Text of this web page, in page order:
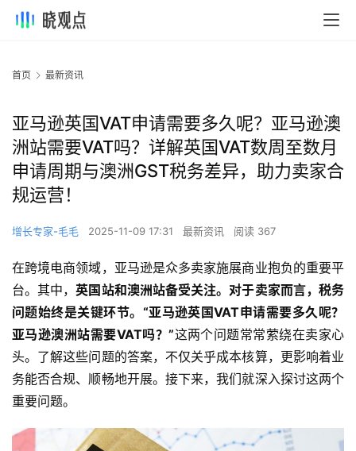
首页 最新资讯
亚马逊英国VAT申请需要多久呢？亚马逊澳
洲站需要VAT吗？详解英国VAT数周至数月
申请周期与澳洲GST税务差异，助力卖家合
规运营！
增长专家-毛毛 2025-11-09 17:31 最新资讯 阅读 367
在跨境电商领域，亚马逊是众多卖家施展商业抱负的重要平
台。其中，英国站和澳洲站备受关注。对于卖家而言，税务
问题始终是关键环节。“亚马逊英国VAT申请需要多久呢？
亚马逊澳洲站需要VAT吗？”这两个问题常常萦绕在卖家心
头。了解这些问题的答案，不仅关乎成本核算，更影响着业
务能否合规、顺畅地开展。接下来，我们就深入探讨这两个
重要问题。